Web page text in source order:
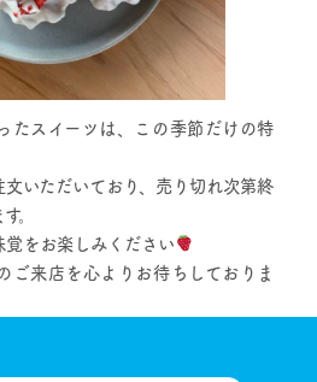
たスイーツは、この季節だけの特
いただいており、売り切れ次第終
。
をお楽しみください
ご来店を心よりお待ちしておりま